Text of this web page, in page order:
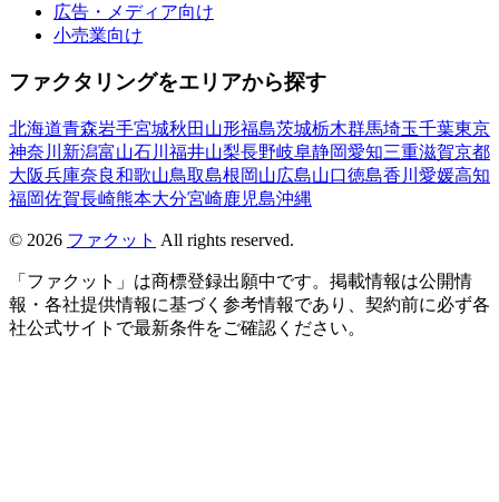
広告・メディア向け
小売業向け
ファクタリングをエリアから探す
北海道青森岩手宮城秋田 山形福島茨城栃木群馬埼玉千葉東京
神奈川 新潟富山石川 福井山梨長野岐阜静岡愛知三重滋賀京都
大阪兵庫奈良和歌山鳥取島根岡山広島山口徳島香川 愛媛高知
福岡佐賀長崎熊本大分宮崎鹿児島沖縄
© 2026 ファクット All rights reserved.
「ファクット」は商標登録出願中です。掲載情報は公開情
報・各社提供情報に基づく参考情報であり、契約前に必ず各
社公式サイトで最新条件をご確認ください。